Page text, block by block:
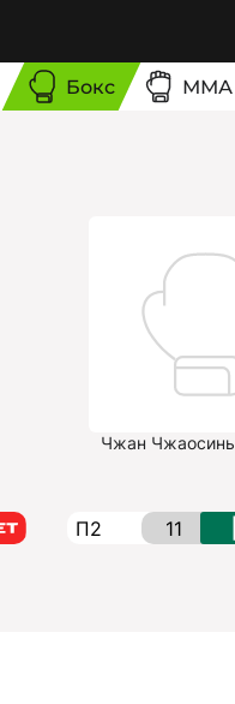
Бокс ММА
Чжан Чжаосинь
П2 11